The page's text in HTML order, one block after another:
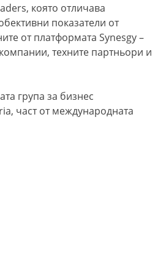
която отличава
показатели от
от платформата Synesgy –
техните партньори и
група за бизнес
част от международната